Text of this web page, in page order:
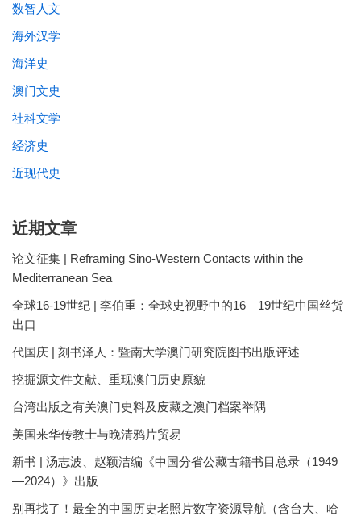
数智人文
海外汉学
海洋史
澳门文史
社科文学
经济史
近现代史
近期文章
论文征集 | Reframing Sino-Western Contacts within the
Mediterranean Sea
全球16-19世纪 | 李伯重：全球史视野中的16—19世纪中国丝货
出口
代国庆 | 刻书泽人：暨南大学澳门研究院图书出版评述
挖掘源文件文献、重现澳门历史原貌
台湾出版之有关澳门史料及庋藏之澳门档案举隅
美国来华传教士与晚清鸦片贸易
新书 | 汤志波、赵颖洁编《中国分省公藏古籍书目总录（1949
—2024）》出版
别再找了！最全的中国历史老照片数字资源导航（含台大、哈